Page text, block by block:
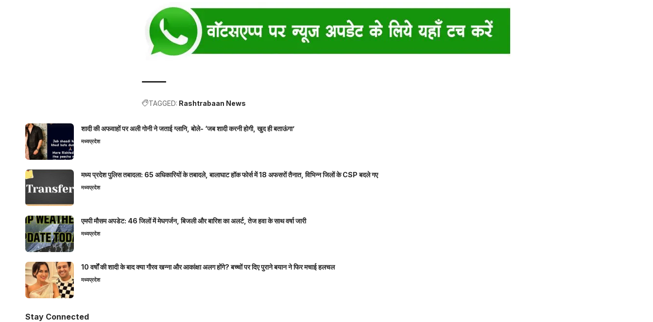
TAGGED: Rashtrabaan News
शादी की अफवाहों पर अली गोनी ने जताई ग्लानि, बोले- ‘जब शादी करनी होगी, खुद ही बताऊंगा’
मध्यप्रदेश
मध्य प्रदेश पुलिस तबादला: 65 अधिकारियों के तबादले, बालाघाट हॉक फोर्स में 18 अफसरों तैनात, विभिन्न जिलों के CSP बदले गए
मध्यप्रदेश
एमपी मौसम अपडेट: 46 जिलों में मेघगर्जन, बिजली और बारिश का अलर्ट, तेज हवा के साथ वर्षा जारी
मध्यप्रदेश
10 वर्षों की शादी के बाद क्या गौरव खन्ना और आकांक्षा अलग होंगे? बच्चों पर दिए पुराने बयान ने फिर मचाई हलचल
मध्यप्रदेश
Stay Connected